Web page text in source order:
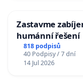
Zastavme
humánní řešení
818 podpisů
40 Podpisy / 7 dní
14 Jul 2026